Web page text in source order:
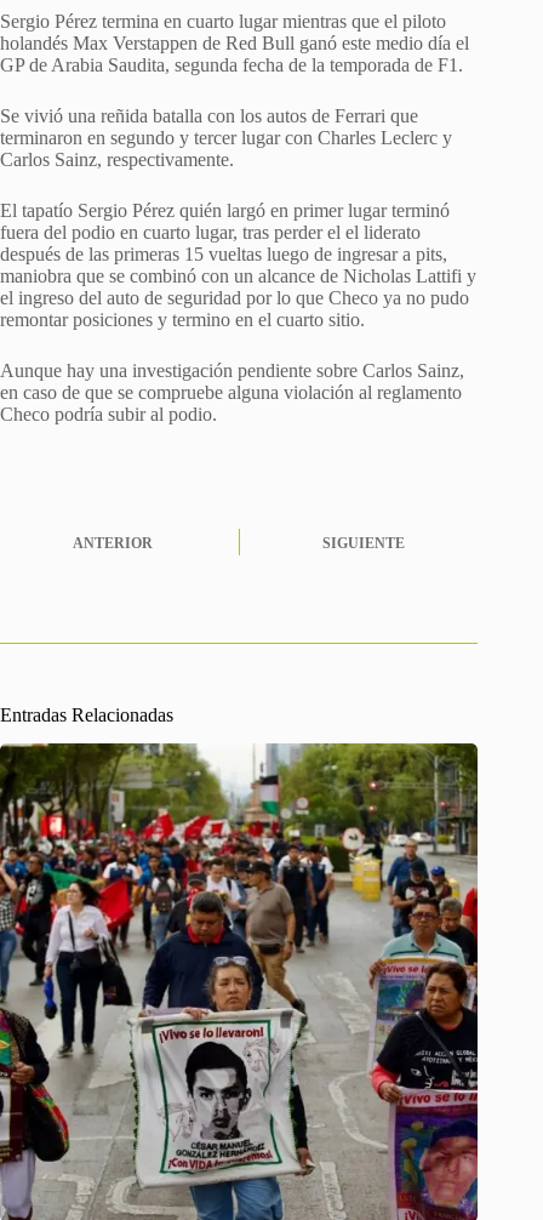
Sergio Pérez termina en cuarto lugar mientras que el piloto
holandés Max Verstappen de Red Bull ganó este medio día el
GP de Arabia Saudita, segunda fecha de la temporada de F1.
Se vivió una reñida batalla con los autos de Ferrari que
terminaron en segundo y tercer lugar con Charles Leclerc y
Carlos Sainz, respectivamente.
El tapatío Sergio Pérez quién largó en primer lugar terminó
fuera del podio en cuarto lugar, tras perder el el liderato
después de las primeras 15 vueltas luego de ingresar a pits,
maniobra que se combinó con un alcance de Nicholas Lattifi y
el ingreso del auto de seguridad por lo que Checo ya no pudo
remontar posiciones y termino en el cuarto sitio.
Aunque hay una investigación pendiente sobre Carlos Sainz,
en caso de que se compruebe alguna violación al reglamento
Checo podría subir al podio.
ANTERIOR SIGUIENTE
Entradas Relacionadas